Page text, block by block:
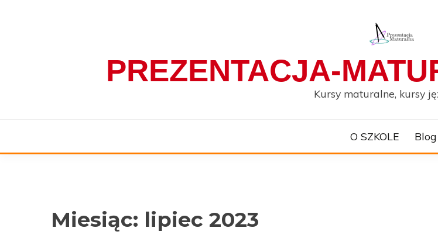
PREZENTACJA-
Kursy maturalne, kursy
O SZKOLE Blog
Miesiąc: lipiec 2023